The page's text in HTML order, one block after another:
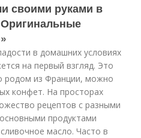
своими руками в
в домашних условиях
на первый взгляд. Это
родом из Франции, можно
конфет. На просторах
рецептов с разными
продуктами
масло. Часто в